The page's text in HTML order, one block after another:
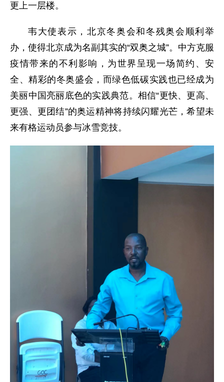
更上一层楼。
韦大使表示，北京冬奥会和冬残奥会顺利举
办，使得北京成为名副其实的“双奥之城”。中方克服
疫情带来的不利影响，为世界呈现一场简约、安
全、精彩的冬奥盛会，而绿色低碳实践也已经成为
美丽中国亮丽底色的实践典范。相信“更快、更高、
更强、更团结”的奥运精神将持续闪耀光芒，希望未
来有格运动员参与冰雪竞技。